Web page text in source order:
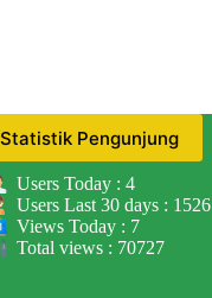
Statistik Pengunjung
Users Today : 4
Users Last 30 days : 1526
Views Today : 7
Total views : 70727